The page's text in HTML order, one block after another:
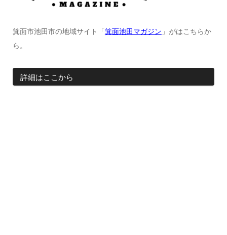
箕面市池田市の地域サイト「 箕面池田マガジン 」がはこちらか
ら。
詳細はここから